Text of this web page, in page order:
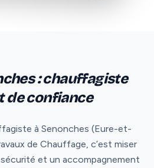
: chauffagiste
de confiance
à Senonches (Eure-et-
de Chauffage, c’est miser
et un accompagnement